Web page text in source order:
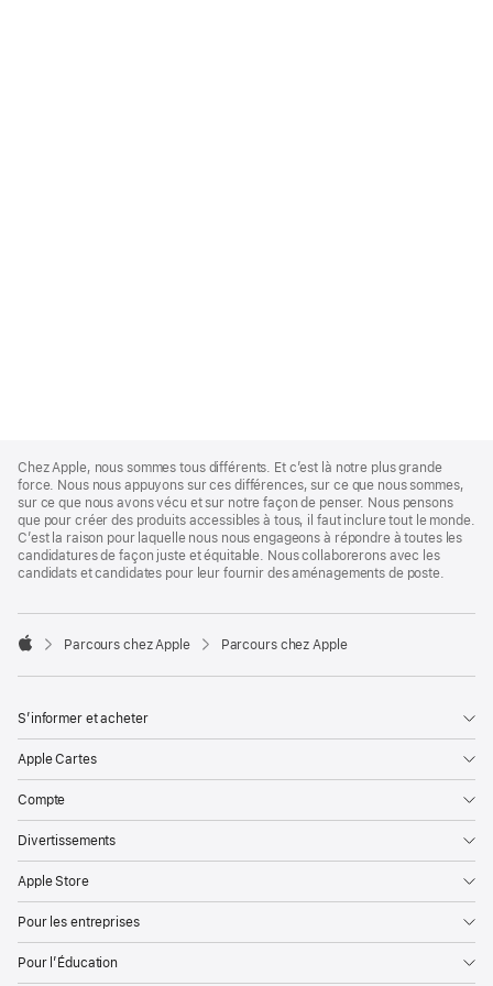
Footer
Chez Apple, nous sommes tous différents. Et c’est là notre plus grande
force. Nous nous appuyons sur ces différences, sur ce que nous sommes,
sur ce que nous avons vécu et sur notre façon de penser. Nous pensons
que pour créer des produits accessibles à tous, il faut inclure tout le monde.
C’est la raison pour laquelle nous nous engageons à répondre à toutes les
candidatures de façon juste et équitable. Nous collaborerons avec les
candidats et candidates pour leur fournir des aménagements de poste.

Parcours chez Apple Parcours chez Apple
S’informer et acheter
Apple Cartes
Compte
Divertissements
Apple Store
Pour les entreprises
Pour l’Éducation